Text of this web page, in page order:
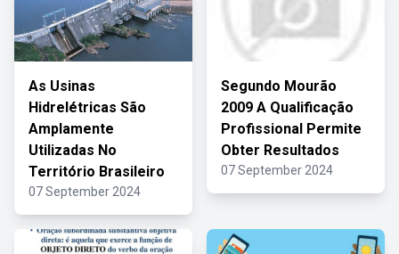
As Usinas
Hidrelétricas São
Amplamente
Utilizadas No
Território Brasileiro
07 September 2024
Segundo Mourão
2009 A Qualificação
Profissional Permite
Obter Resultados
07 September 2024